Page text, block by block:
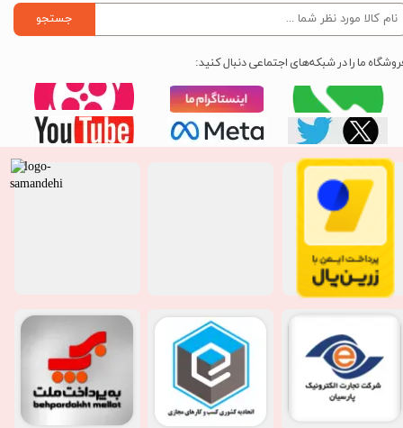
جستجو
ما را در شبکه‌های اجتماعی دنبال کنید: